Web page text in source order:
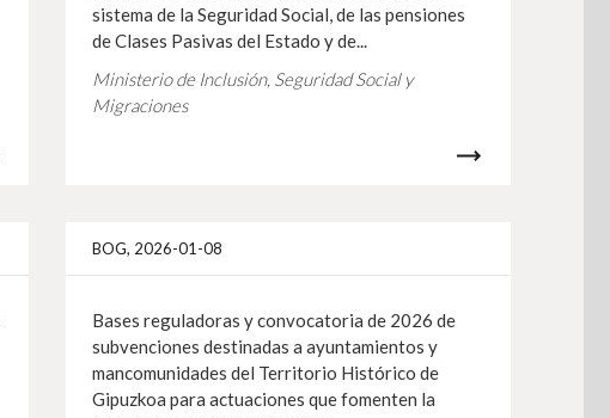
sistema de la Seguridad Social, de las pensiones
de Clases Pasivas del Estado y de...
Ministerio de Inclusión, Seguridad Social y
Migraciones
Info gehiagoBOG, 2026-01-08
Bases reguladoras y convocatoria de 2026 de
subvenciones destinadas a ayuntamientos y
mancomunidades del Territorio Histórico de
Gipuzkoa para actuaciones que fomenten la